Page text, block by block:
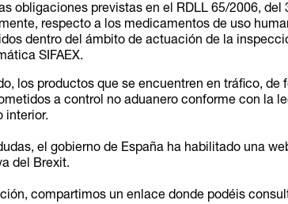
obligaciones previstas en el RDLL 65/2006, del
respecto a los medicamentos de uso
dentro del ámbito de actuación de la
SIFAEX.
los productos que se encuentren en tráfico,
a control no aduanero conforme con la
interior.
el gobierno de España ha habilitado una
del Brexit.
compartimos un enlace donde podéis